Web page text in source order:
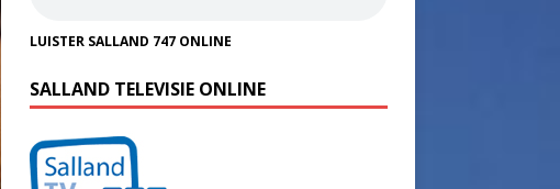
LUISTER SALLAND 747 ONLINE
SALLAND TELEVISIE ONLINE